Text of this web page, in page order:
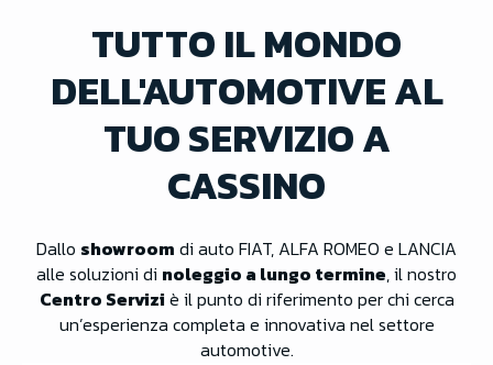
TUTTO IL MONDO
DELL'AUTOMOTIVE AL
TUO SERVIZIO A
CASSINO
Dallo showroom di auto FIAT, ALFA ROMEO e LANCIA
alle soluzioni di noleggio a lungo termine, il nostro
Centro Servizi è il punto di riferimento per chi cerca
un’esperienza completa e innovativa nel settore
automotive.